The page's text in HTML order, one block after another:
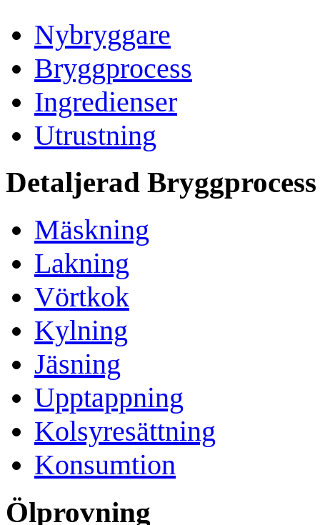
Nybryggare
Bryggprocess
Ingredienser
Utrustning
Detaljerad Bryggprocess
Mäskning
Lakning
Vörtkok
Kylning
Jäsning
Upptappning
Kolsyresättning
Konsumtion
Ölprovning